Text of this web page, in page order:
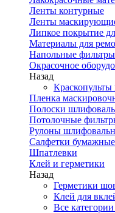
Ленты контурные
Ленты
Липкое покрытие
Материалы для
Напольные фильтры
Окрасочное
Назад
Пленка
Полоски
Потолочные
Рулоны
Салфетки бумажные
Шпатлевки
Клей и герметики
Назад
Герметики
Клей для
Все